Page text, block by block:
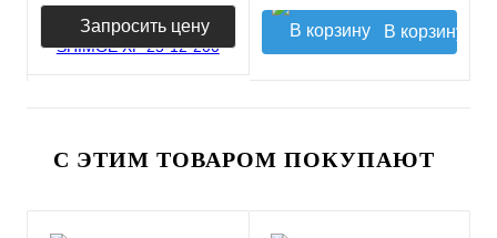
Запросить цену В корзину
С ЭТИМ ТОВАРОМ ПОКУПАЮТ